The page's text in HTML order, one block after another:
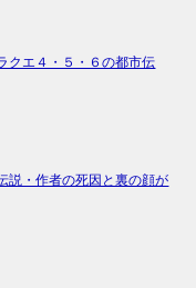
クエ４・５・６の都市伝
説・作者の死因と裏の顔が